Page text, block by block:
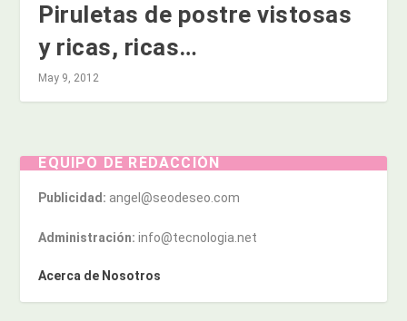
Piruletas de postre vistosas
y ricas, ricas…
May 9, 2012
EQUIPO DE REDACCIÓN
Publicidad: angel@seodeseo.com
Administración: info@tecnologia.net
Acerca de Nosotros